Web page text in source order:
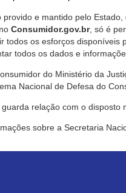
provido e mantido pelo
Consumidor.gov.br, só é
todos os esforços
todos os dados e
do Ministério da
Nacional de Defesa do
relação com o disposto
sobre a Secretaria